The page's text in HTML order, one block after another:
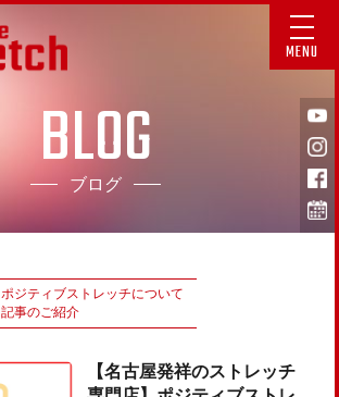
MENU
BLOG
ブログ
ポジティブストレッチについて
記事のご紹介
【名古屋発祥のストレッチ